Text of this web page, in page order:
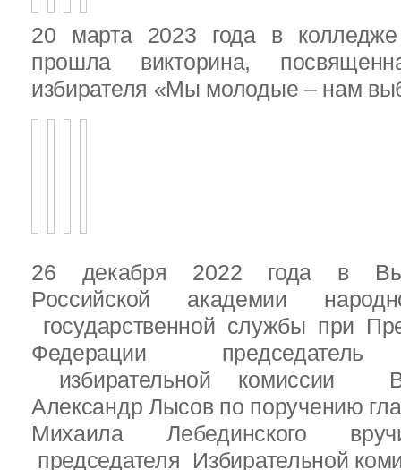
20 марта 2023 года в колледже
прошла викторина,
избирателя «Мы молодые – нам
26 декабря 2022 года в
Российской академии
государственной службы при
Федерации председатель
избирательной комиссии
Александр Лысов по поручению
Михаила Лебединского
председателя Избирательной